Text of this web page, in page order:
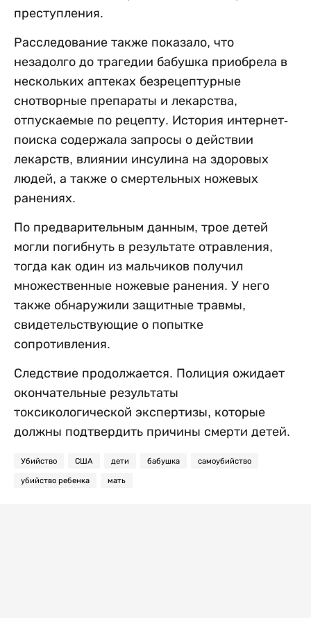
преступления.
Расследование также показало, что
незадолго до трагедии бабушка приобрела в
нескольких аптеках безрецептурные
снотворные препараты и лекарства,
отпускаемые по рецепту. История интернет-
поиска содержала запросы о действии
лекарств, влиянии инсулина на здоровых
людей, а также о смертельных ножевых
ранениях.
По предварительным данным, трое детей
могли погибнуть в результате отравления,
тогда как один из мальчиков получил
множественные ножевые ранения. У него
также обнаружили защитные травмы,
свидетельствующие о попытке
сопротивления.
Следствие продолжается. Полиция ожидает
окончательные результаты
токсикологической экспертизы, которые
должны подтвердить причины смерти детей.
Убийство США дети бабушка самоубийство
убийство ребенка мать